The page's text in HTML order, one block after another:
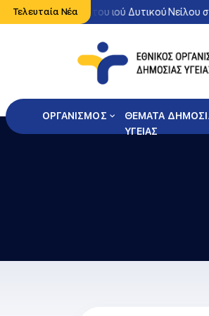
Τελευταία Νέα
κυκλοφορία του ιού Δυτικού Νείλου
ΟΡΓΑΝΙΣΜΟΣ
ΘΕΜΑΤΑ
ΥΓΕΙΑΣ